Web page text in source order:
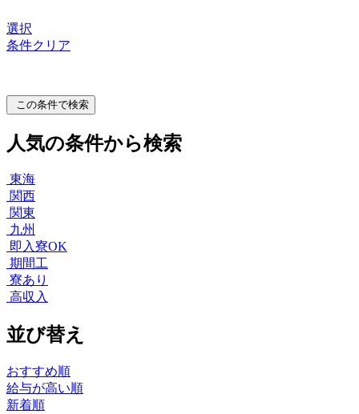
選択
条件クリア
この条件で検索
人気の条件から検索
東海
関西
関東
九州
即入寮OK
期間工
寮あり
高収入
並び替え
おすすめ順
給与が高い順
新着順